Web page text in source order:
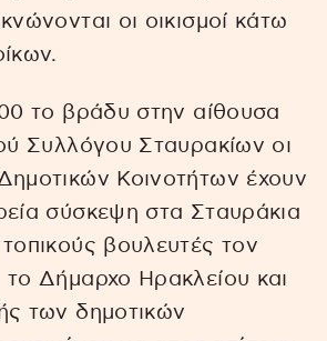
οι οικισμοί κάτω
το βράδυ στην αίθουσα
Συλλόγου Σταυρακίων οι
Κοινοτήτων έχουν
σύσκεψη στα Σταυράκια
βουλευτές τον
το Δήμαρχο Ηρακλείου και
των δημοτικών